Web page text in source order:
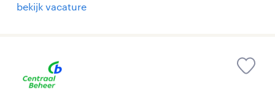
bekijk vacature